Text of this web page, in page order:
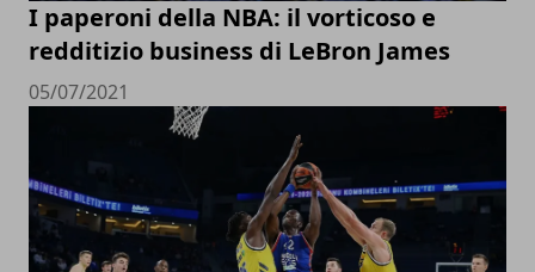
I paperoni della NBA: il vorticoso e
redditizio business di LeBron James
05/07/2021